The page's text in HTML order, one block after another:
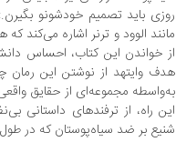
روزی باید تصمیم خودشونو
مانند الوود و ترنر اشاره
از خواندن این کتاب، احساس
هدف وایتهد از نوشتن این رمان
به‌واسطه‌ مجموعه‌ای از حقایق
این راه، از ترفندهای داستانی
شنیع بر ضد سیاه‌پوستان که در طول